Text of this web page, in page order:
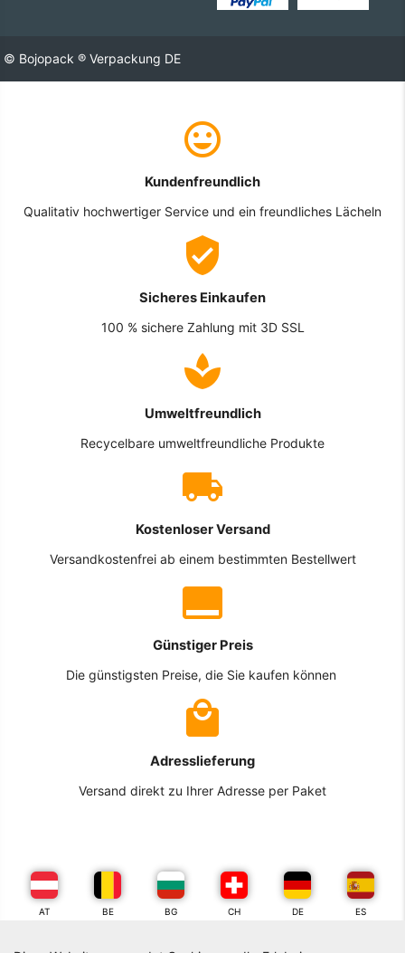
© Bojopack ® Verpackung DE
Kundenfreundlich
Qualitativ hochwertiger Service und ein freundliches Lächeln
Sicheres Einkaufen
100 % sichere Zahlung mit 3D SSL
Umweltfreundlich
Recycelbare umweltfreundliche Produkte
Kostenloser Versand
Versandkostenfrei ab einem bestimmten Bestellwert
Günstiger Preis
Die günstigsten Preise, die Sie kaufen können
Adresslieferung
Versand direkt zu Ihrer Adresse per Paket
AT BE BG CH DE ES